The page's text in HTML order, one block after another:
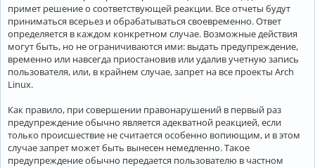
примет решение о соответствующей реакции. Все отчеты будут
приниматься всерьез и обрабатываться своевременно. Ответ
определяется в каждом конкретном случае. Возможные действия
могут быть, но не ограничиваются ими: выдать предупреждение,
временно или навсегда приостановив или удалив учетную запись
пользователя, или, в крайнем случае, запрет на все проекты Arch
Linux.
Как правило, при совершении правонарушений в первый раз
предупреждение обычно является адекватной реакцией, если
только происшествие не считается особенно вопиющим, и в этом
случае запрет может быть вынесен немедленно. Такое
предупреждение обычно передается пользователю в частном